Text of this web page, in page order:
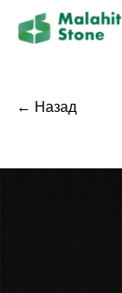
← Назад